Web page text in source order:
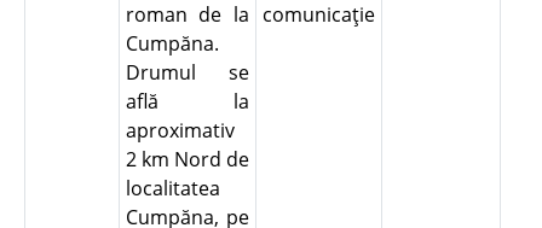
roman de la
Cumpăna.
Drumul se
află la
aproximativ
2 km Nord de
localitatea
Cumpăna, pe
comunicaţie